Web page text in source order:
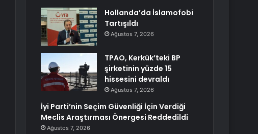
Hollanda’da İslamofobi
Tartışıldı
Ağustos 7, 2026
TPAO, Kerkük’teki BP
şirketinin yüzde 15
hissesini devraldı
Ağustos 7, 2026
İyi Parti’nin Seçim Güvenliği İçin Verdiği
Meclis Araştırması Önergesi Reddedildi
Ağustos 7, 2026